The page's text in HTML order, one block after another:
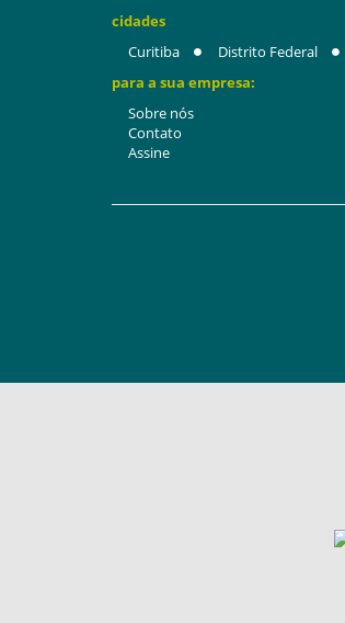
cidades
Curitiba
Distrito Federal
para a sua empresa:
Sobre nós
Contato
Assine